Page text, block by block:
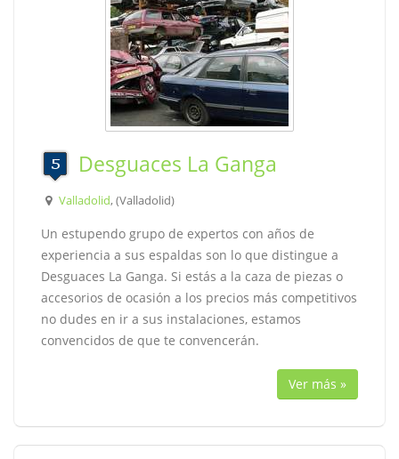
Desguaces La Ganga
Valladolid, (Valladolid)
Un estupendo grupo de expertos con años de
experiencia a sus espaldas son lo que distingue a
Desguaces La Ganga. Si estás a la caza de piezas o
accesorios de ocasión a los precios más competitivos
no dudes en ir a sus instalaciones, estamos
convencidos de que te convencerán.
Ver más »